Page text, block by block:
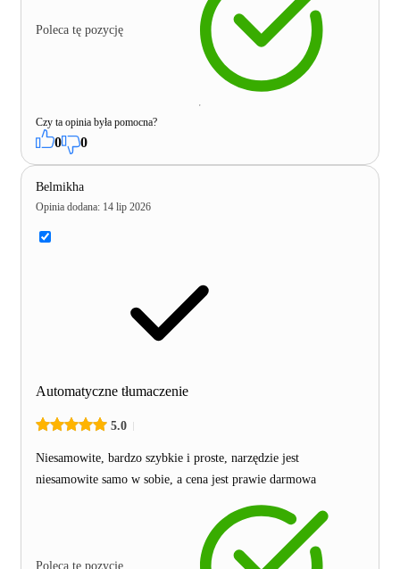
Poleca tę pozycję
Czy ta opinia była pomocna?
0 0
Belmikha
Opinia dodana: 14 lip 2026
Automatyczne tłumaczenie
5.0
Niesamowite, bardzo szybkie i proste, narzędzie jest
niesamowite samo w sobie, a cena jest prawie darmowa
Poleca tę pozycję